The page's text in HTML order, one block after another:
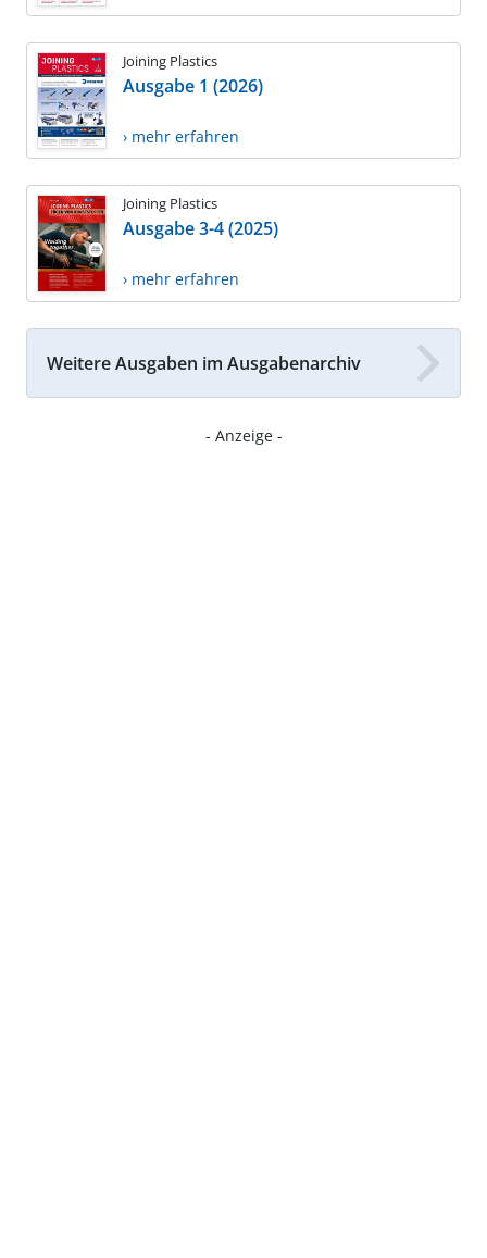
Joining Plastics
Ausgabe 1 (2026)
› mehr erfahren
Joining Plastics
Ausgabe 3-4 (2025)
› mehr erfahren
Weitere Ausgaben im Ausgabenarchiv
- Anzeige -